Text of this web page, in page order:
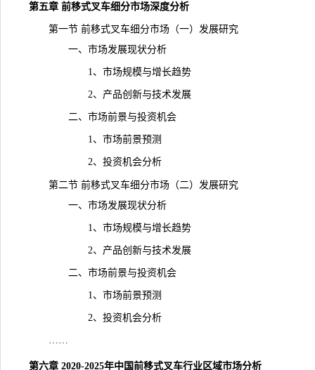
第五章 前移式叉车细分市场深度分析
第一节 前移式叉车细分市场（一）发展研究
一、市场发展现状分析
1、市场规模与增长趋势
2、产品创新与技术发展
二、市场前景与投资机会
1、市场前景预测
2、投资机会分析
第二节 前移式叉车细分市场（二）发展研究
一、市场发展现状分析
1、市场规模与增长趋势
2、产品创新与技术发展
二、市场前景与投资机会
1、市场前景预测
2、投资机会分析
……
第六章 2020-2025年中国前移式叉车行业区域市场分析